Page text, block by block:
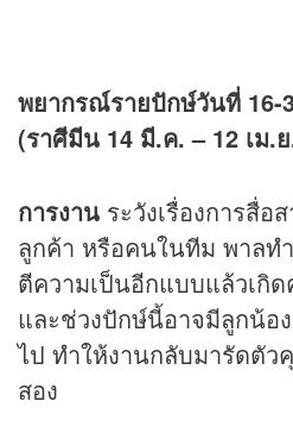
พยากรณ์รายปักษ์วันที่ 16-
(ราศีมีน 14 มี.ค.– 12 เม.
การงาน ระวังเรื่องการสื่
ลูกค้า หรือคนในทีม พาลท
ตีความเป็นอีกแบบแล้วเกิ
และช่วงปักษ์นี้อาจมีลูกน้อ
ไป ทำให้งานกลับมารัดตั
สอง